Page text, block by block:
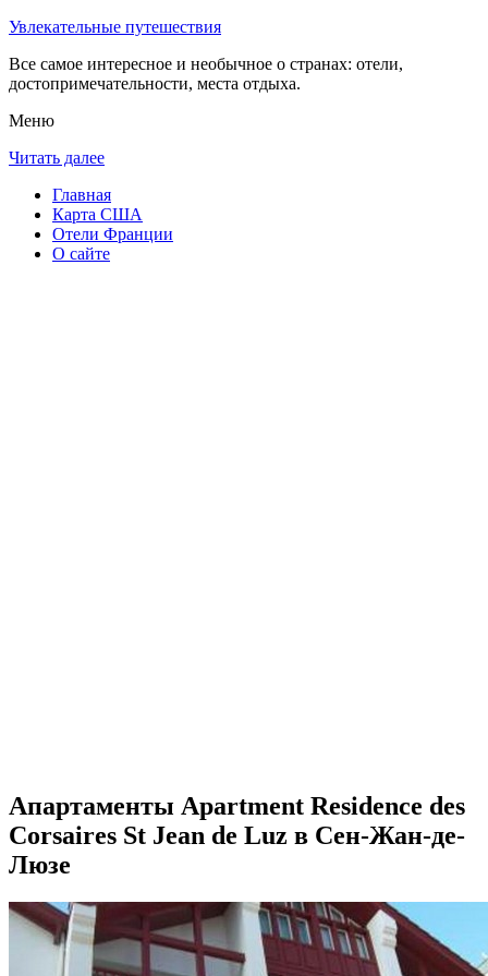
Увлекательные путешествия
Все самое интересное и необычное о странах: отели,
достопримечательности, места отдыха.
Меню
Читать далее
Главная
Карта США
Отели Франции
О сайте
Апартаменты Apartment Residence des
Corsaires St Jean de Luz в Сен-Жан-де-
Люзе